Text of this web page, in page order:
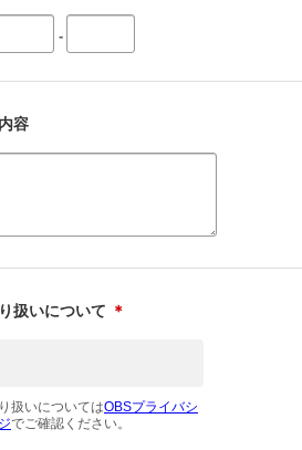
-
容
扱いについて ＊
扱いについてはOBSプライバシ
でご確認ください。